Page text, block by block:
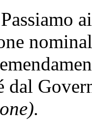
dal